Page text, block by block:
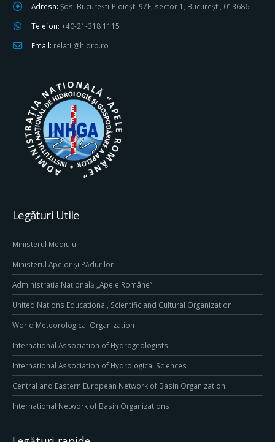
Adresa: Șos. București-Ploiești 97E, sector 1, București, 013686
Telefon: +40-21-318 1115
Email: relatii@hidro.ro
Legături Utile
Ministerul Mediului
Ministerul Apelor și Pădurilor
Administrația Națională „Apele Române”
United Nations Educational, Scientific and Cultural Organization
World Meteorological Organization
International Association of Hydrogeologists
International Association of Hydrological Sciences
Central and Eastern European Network of Basin Organization
International Network of Basin Organizations